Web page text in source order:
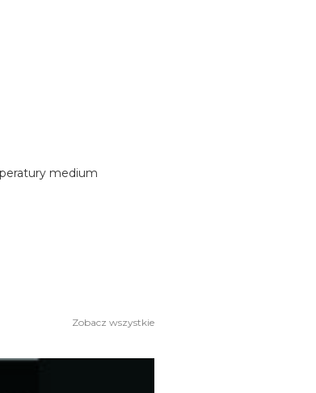
medium
Zobacz wszystkie